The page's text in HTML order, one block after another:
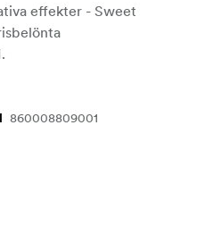
effekter - Sweet
860008809001